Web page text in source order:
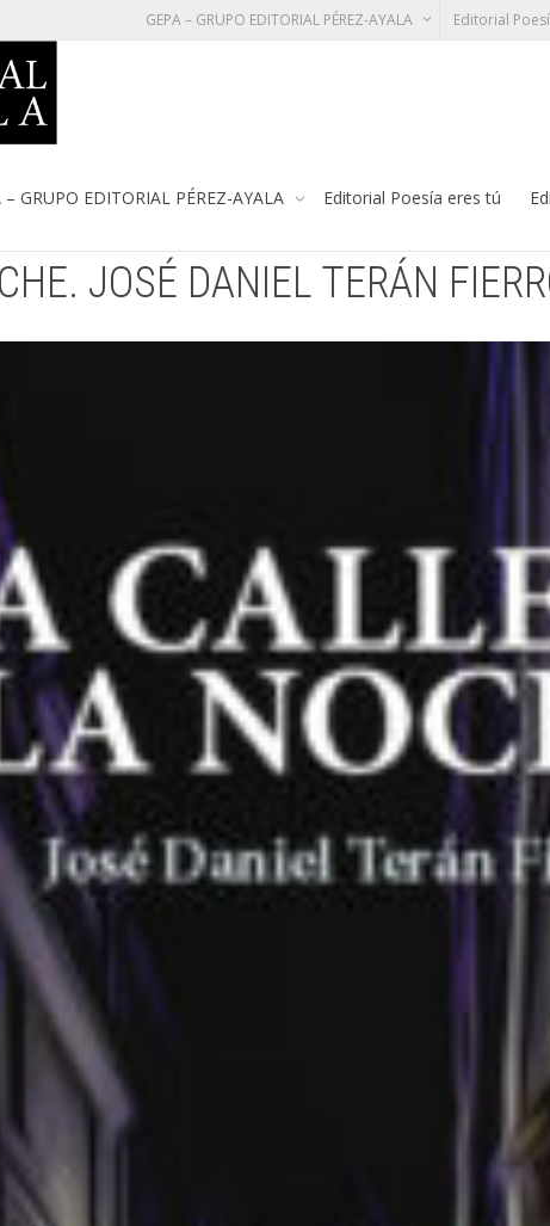
GEPA – GRUPO EDITORIAL PÉREZ-AYALA Editorial
– GRUPO EDITORIAL PÉREZ-AYALA Editorial Poesía eres tú
JOSÉ DANIEL TERÁN